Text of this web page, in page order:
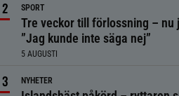
SPORT
Tre veckor till förlossning – nu
”Jag kunde inte säga nej”
5 AUGUSTI
NYHETER